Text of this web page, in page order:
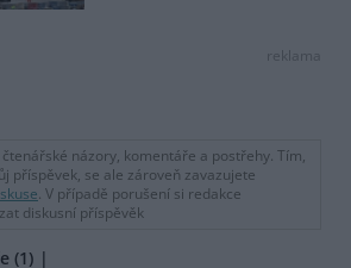
reklama
názory, komentáře a postřehy. Tím,
příspěvek, se ale zároveň zavazujete
. V případě porušení si redakce
diskusní příspěvěk
(1)